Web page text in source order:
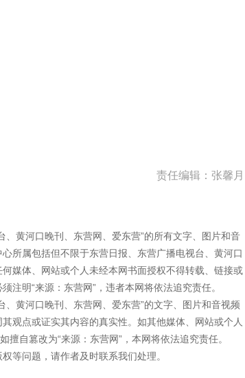
责任编辑：张馨月
黄河口晚刊、东营网、爱东营”的所有文字、图片和音
所属包括但不限于东营日报、东营广播电视台、黄河口
媒体、网站或个人未经本网书面授权不得转载、链接或
注明“来源：东营网”，违者本网将依法追究责任。
黄河口晚刊、东营网、爱东营”的文字、图片和音视频
观点或证实其内容的真实性。如其他媒体、网站或个人
自篡改为“来源：东营网”，本网将依法追究责任。
等问题，请作者及时联系我们处理。